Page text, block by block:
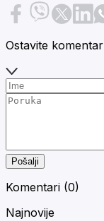
Ostavite komentar
Pošalji
Komentari (0)
Najnovije